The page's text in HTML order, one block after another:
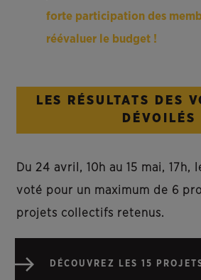
forte participation des
réévaluer le budget !
LES RÉSULTATS DES
DÉVOILÉS
Du 24 avril, 10h au 15 mai, 17h,
voté pour un maximum de 6
projets collectifs retenus.
DÉCOUVREZ LES 15